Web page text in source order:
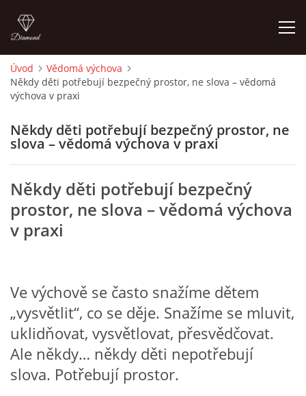
ÚVOD
O MĚ
FOTOALBUM
DĚJINY VÝTVARNÉHO UMĚNÍ
ROČNÍ PLÁN - INSPIRACE /DLE NOVÉHO RVP PV 2025
VZDĚLÁVACÍ BLOK ZÁŘÍ
VZDĚLÁVACÍ BLOK ŘÍJEN
Úvod
Vědomá výchova
Někdy děti potřebují bezpečný prostor, ne slova – vědomá
výchova v praxi
Někdy děti potřebují bezpečný prostor, ne
slova – vědomá výchova v praxi
Někdy děti potřebují bezpečný
prostor, ne slova – vědomá výchova
v praxi
Ve výchově se často snažíme dětem
„vysvětlit“, co se děje. Snažíme se mluvit,
uklidňovat, vysvětlovat, přesvědčovat.
Ale někdy… někdy děti nepotřebují
slova. Potřebují prostor.